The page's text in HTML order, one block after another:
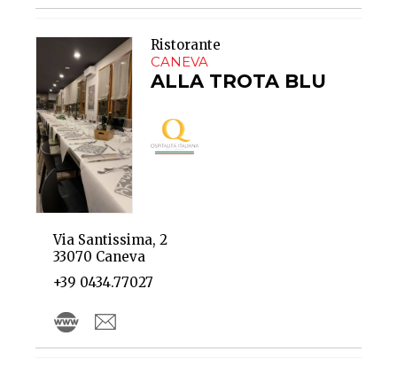
Ristorante
CANEVA
ALLA TROTA BLU
Via Santissima, 2
33070 Caneva
+39 0434.77027